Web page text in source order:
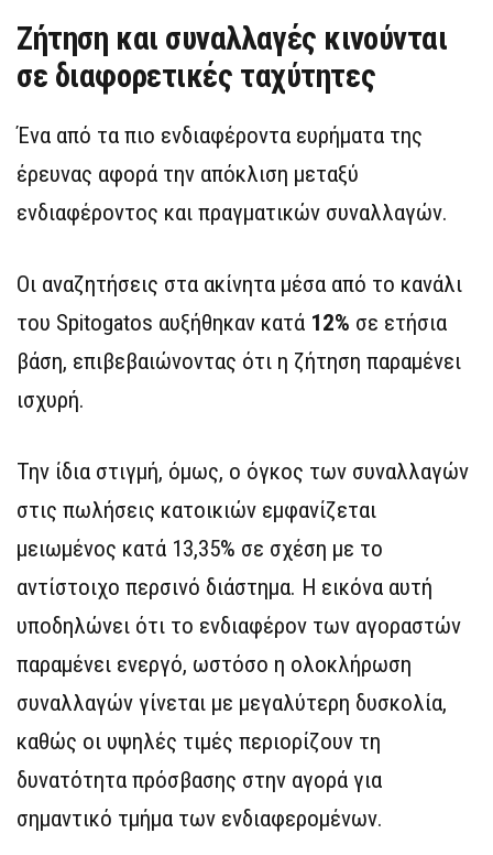
Ζήτηση και συναλλαγές κινούνται
σε διαφορετικές ταχύτητες
Ένα από τα πιο ενδιαφέροντα ευρήματα της
έρευνας αφορά την απόκλιση μεταξύ
ενδιαφέροντος και πραγματικών συναλλαγών.
Οι αναζητήσεις στα ακίνητα μέσα από το κανάλι
του Spitogatos αυξήθηκαν κατά 12% σε ετήσια
βάση, επιβεβαιώνοντας ότι η ζήτηση παραμένει
ισχυρή.
Την ίδια στιγμή, όμως, ο όγκος των συναλλαγών
στις πωλήσεις κατοικιών εμφανίζεται
μειωμένος κατά 13,35% σε σχέση με το
αντίστοιχο περσινό διάστημα. Η εικόνα αυτή
υποδηλώνει ότι το ενδιαφέρον των αγοραστών
παραμένει ενεργό, ωστόσο η ολοκλήρωση
συναλλαγών γίνεται με μεγαλύτερη δυσκολία,
καθώς οι υψηλές τιμές περιορίζουν τη
δυνατότητα πρόσβασης στην αγορά για
σημαντικό τμήμα των ενδιαφερομένων.